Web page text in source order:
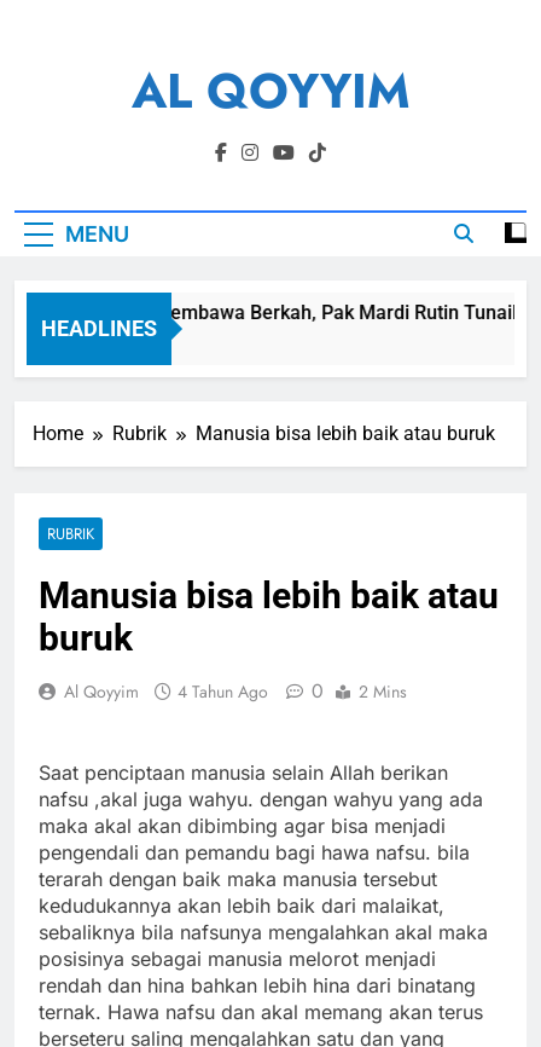
AL QOYYIM
Yayasan Al Qoyyim Sukoharjo
MENU
HEADLINES
Panen Membawa Berkah, Pak Mardi Rutin Tunaikan
5 Hari Ago
Home Rubrik Manusia bisa lebih baik atau buruk
RUBRIK
Manusia bisa lebih baik atau
buruk
Al Qoyyim 4 Tahun Ago 0 2 Mins
Saat penciptaan manusia selain Allah berikan
nafsu ,akal juga wahyu. dengan wahyu yang ada
maka akal akan dibimbing agar bisa menjadi
pengendali dan pemandu bagi hawa nafsu. bila
terarah dengan baik maka manusia tersebut
kedudukannya akan lebih baik dari malaikat,
sebaliknya bila nafsunya mengalahkan akal maka
posisinya sebagai manusia melorot menjadi
rendah dan hina bahkan lebih hina dari binatang
ternak. Hawa nafsu dan akal memang akan terus
berseteru saling mengalahkan satu dan yang